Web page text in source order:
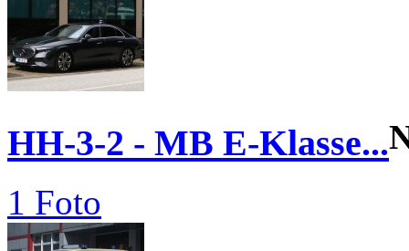
HH-3-2 - MB E-Klasse...
1 Foto